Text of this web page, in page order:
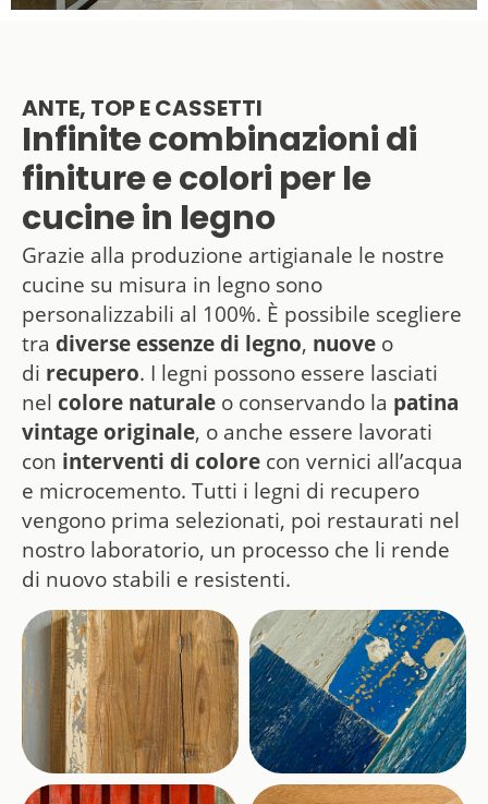
ANTE, TOP E CASSETTI
Infinite combinazioni di
finiture e colori per le
cucine in legno
Grazie alla produzione artigianale le nostre
cucine su misura in legno sono
personalizzabili al 100%. È possibile scegliere
tra diverse essenze di legno, nuove o
di recupero. I legni possono essere lasciati
nel colore naturale o conservando la patina
vintage originale, o anche essere lavorati
con interventi di colore con vernici all’acqua
e microcemento. Tutti i legni di recupero
vengono prima selezionati, poi restaurati nel
nostro laboratorio, un processo che li rende
di nuovo stabili e resistenti.